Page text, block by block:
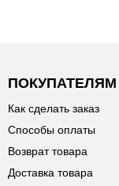
ПОКУПАТЕЛЯМ
Как сделать заказ
Способы оплаты
Возврат товара
Доставка товара